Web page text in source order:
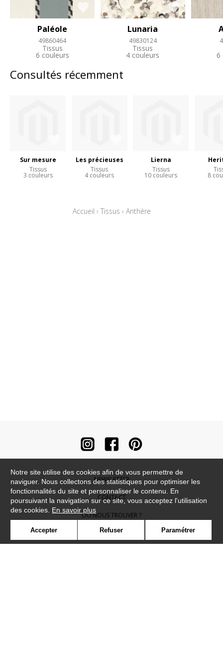
Paléole
49860464
Tissus
6 couleurs
Lunaria
49830124
Tissus
4 couleurs 6
Consultés récemment
Sur mesure
Tissus
3 couleurs
Les précieuses
Tissus
4 couleurs
Lierna
Tissus
10 couleurs 8
Accueil › Tissus › Anthère
NEWSLETTER
CONTACT
OÙ NOUS TROUVER ?
CONTRACT
Notre site utilise des cookies afin de vous permettre de
naviguer. Nous collectons des statistiques pour optimiser les
fonctionnalités du site et personnaliser le contenu. En
poursuivant la navigation sur ce site, vous acceptez l'utilisation
des cookies. En savoir plus
Accepter Refuser Paramétrer